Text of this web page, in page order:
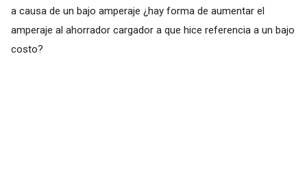
a causa de un bajo amperaje ¿hay forma de aumentar el
amperaje al ahorrador cargador a que hice referencia a un bajo
costo?